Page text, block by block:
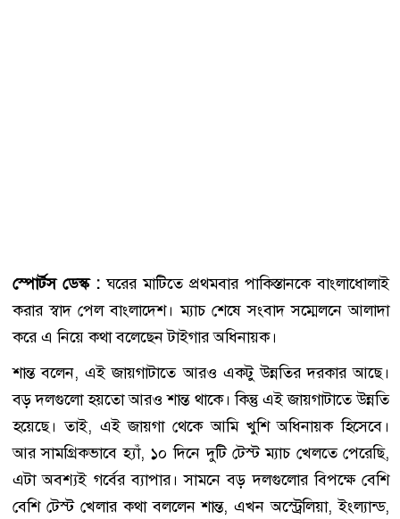
স্পোর্টস ডেস্ক : ঘরের মাটিতে প্রথমবার পাকিস্তানকে বাংলাধোলাই
করার স্বাদ পেল বাংলাদেশ। ম্যাচ শেষে সংবাদ সম্মেলনে আলাদা
করে এ নিয়ে কথা বলেছেন টাইগার অধিনায়ক।
শান্ত বলেন, এই জায়গাটাতে আরও একটু উন্নতির দরকার আছে।
বড় দলগুলো হয়তো আরও শান্ত থাকে। কিন্তু এই জায়গাটাতে উন্নতি
হয়েছে। তাই, এই জায়গা থেকে আমি খুশি অধিনায়ক হিসেবে।
আর সামগ্রিকভাবে হ্যাঁ, ১০ দিনে দুটি টেস্ট ম্যাচ খেলতে পেরেছি,
এটা অবশ্যই গর্বের ব্যাপার। সামনে বড় দলগুলোর বিপক্ষে বেশি
বেশি টেস্ট খেলার কথা বললেন শান্ত, এখন অস্ট্রেলিয়া, ইংল্যান্ড,